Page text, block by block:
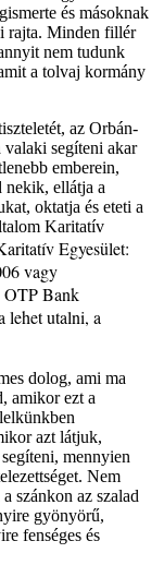
és másoknak
rajta. Minden fillér
nem tudunk
a tolvaj kormány
az Orbán-
valaki segíteni akar
emberein,
ellátja a
oktatja és eteti a
Karitatív
Egyesület:
vagy
OTP Bank
lehet utalni, a
dolog, ami ma
amikor ezt a
azt látjuk,
mennyien
Nem
szánkon az szalad
gyönyörű,
fenséges és